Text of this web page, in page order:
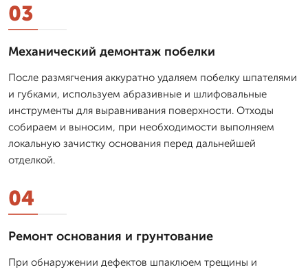
03
Механический демонтаж побелки
После размягчения аккуратно удаляем побелку шпателями
и губками, используем абразивные и шлифовальные
инструменты для выравнивания поверхности. Отходы
собираем и выносим, при необходимости выполняем
локальную зачистку основания перед дальнейшей
отделкой.
04
Ремонт основания и грунтование
При обнаружении дефектов шпаклюем трещины и